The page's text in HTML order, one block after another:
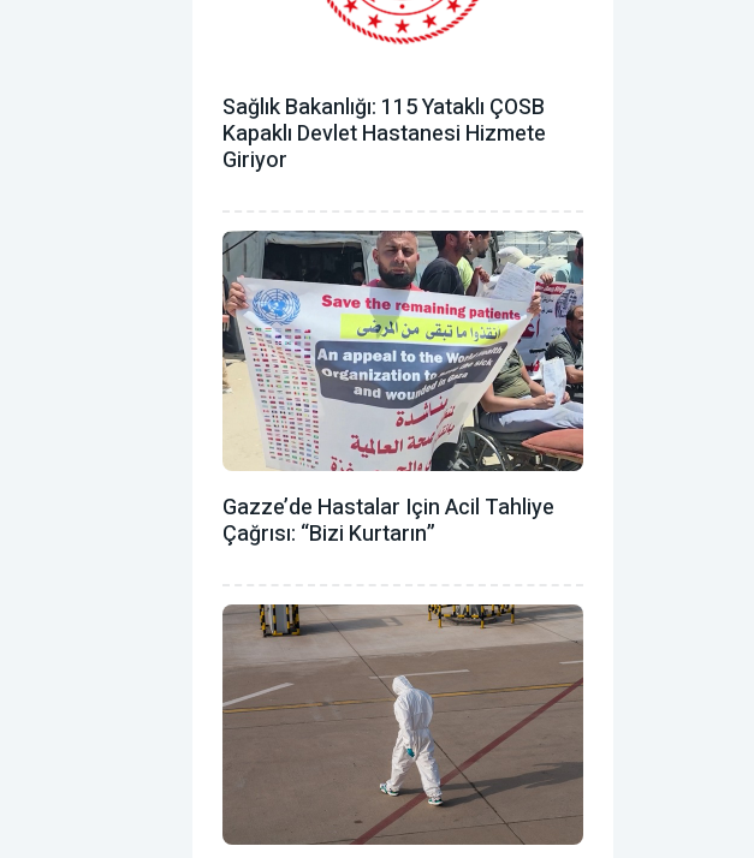
Sağlık Bakanlığı: 115 Yataklı ÇOSB
Kapaklı Devlet Hastanesi Hizmete
Giriyor
Gazze’de Hastalar Için Acil Tahliye
Çağrısı: “Bizi Kurtarın”